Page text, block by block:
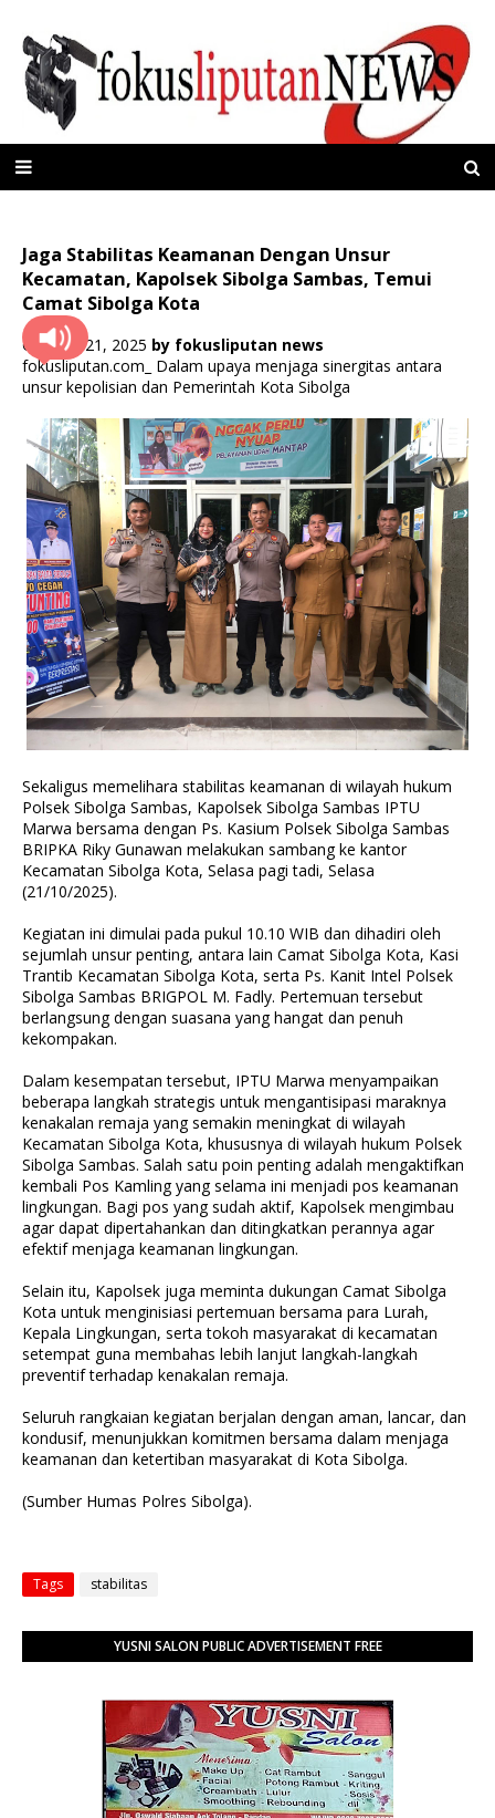
Jaga Stabilitas Keamanan Dengan Unsur
Kecamatan, Kapolsek Sibolga Sambas, Temui
Camat Sibolga Kota
Oktober 21, 2025 by fokusliputan news
fokusliputan.com_ Dalam upaya menjaga sinergitas antara
unsur kepolisian dan Pemerintah Kota Sibolga
Sekaligus memelihara stabilitas keamanan di wilayah hukum
Polsek Sibolga Sambas, Kapolsek Sibolga Sambas IPTU
Marwa bersama dengan Ps. Kasium Polsek Sibolga Sambas
BRIPKA Riky Gunawan melakukan sambang ke kantor
Kecamatan Sibolga Kota, Selasa pagi tadi, Selasa
(21/10/2025).
Kegiatan ini dimulai pada pukul 10.10 WIB dan dihadiri oleh
sejumlah unsur penting, antara lain Camat Sibolga Kota, Kasi
Trantib Kecamatan Sibolga Kota, serta Ps. Kanit Intel Polsek
Sibolga Sambas BRIGPOL M. Fadly. Pertemuan tersebut
berlangsung dengan suasana yang hangat dan penuh
kekompakan.
Dalam kesempatan tersebut, IPTU Marwa menyampaikan
beberapa langkah strategis untuk mengantisipasi maraknya
kenakalan remaja yang semakin meningkat di wilayah
Kecamatan Sibolga Kota, khususnya di wilayah hukum Polsek
Sibolga Sambas. Salah satu poin penting adalah mengaktifkan
kembali Pos Kamling yang selama ini menjadi pos keamanan
lingkungan. Bagi pos yang sudah aktif, Kapolsek mengimbau
agar dapat dipertahankan dan ditingkatkan perannya agar
efektif menjaga keamanan lingkungan.
Selain itu, Kapolsek juga meminta dukungan Camat Sibolga
Kota untuk menginisiasi pertemuan bersama para Lurah,
Kepala Lingkungan, serta tokoh masyarakat di kecamatan
setempat guna membahas lebih lanjut langkah-langkah
preventif terhadap kenakalan remaja.
Seluruh rangkaian kegiatan berjalan dengan aman, lancar, dan
kondusif, menunjukkan komitmen bersama dalam menjaga
keamanan dan ketertiban masyarakat di Kota Sibolga.
(Sumber Humas Polres Sibolga).
Tags stabilitas
YUSNI SALON PUBLIC ADVERTISEMENT FREE